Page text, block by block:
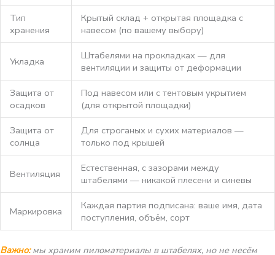
Тип
хранения
Крытый склад + открытая площадка с
навесом (по вашему выбору)
Укладка
Штабелями на прокладках — для
вентиляции и защиты от деформации
Защита от
осадков
Под навесом или с тентовым укрытием
(для открытой площадки)
Защита от
солнца
Для строганых и сухих материалов —
только под крышей
Вентиляция
Естественная, с зазорами между
штабелями — никакой плесени и синевы
Маркировка
Каждая партия подписана: ваше имя, дата
поступления, объём, сорт
Важно: мы храним пиломатериалы в штабелях, но не несём